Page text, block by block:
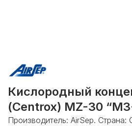
Кислородный
(Centrox) MZ-30
Производитель: AirSep.